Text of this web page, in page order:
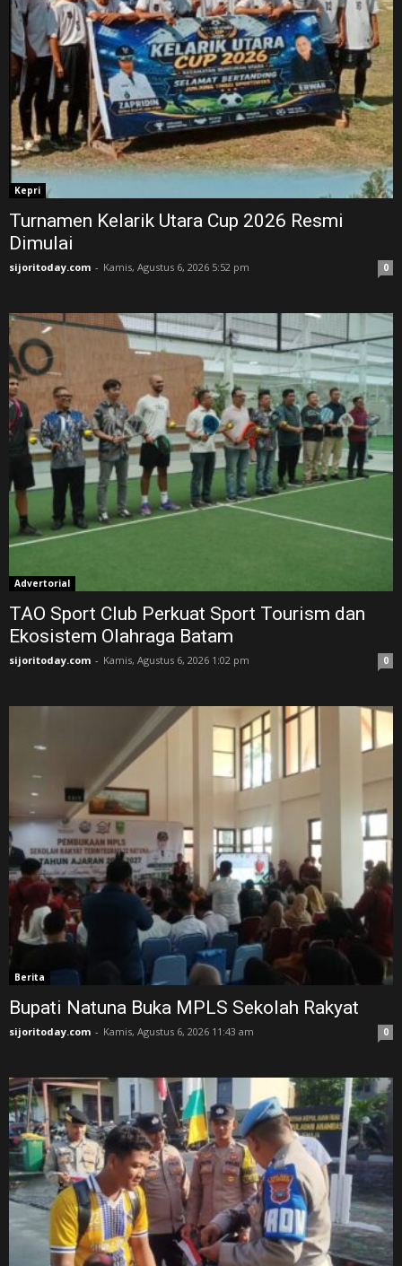
Kepri
Turnamen Kelarik Utara Cup 2026 Resmi
Dimulai
sijoritoday.com - Kamis, Agustus 6, 2026 5:52 pm 0
Advertorial
TAO Sport Club Perkuat Sport Tourism dan
Ekosistem Olahraga Batam
sijoritoday.com - Kamis, Agustus 6, 2026 1:02 pm 0
Berita
Bupati Natuna Buka MPLS Sekolah Rakyat
sijoritoday.com - Kamis, Agustus 6, 2026 11:43 am 0